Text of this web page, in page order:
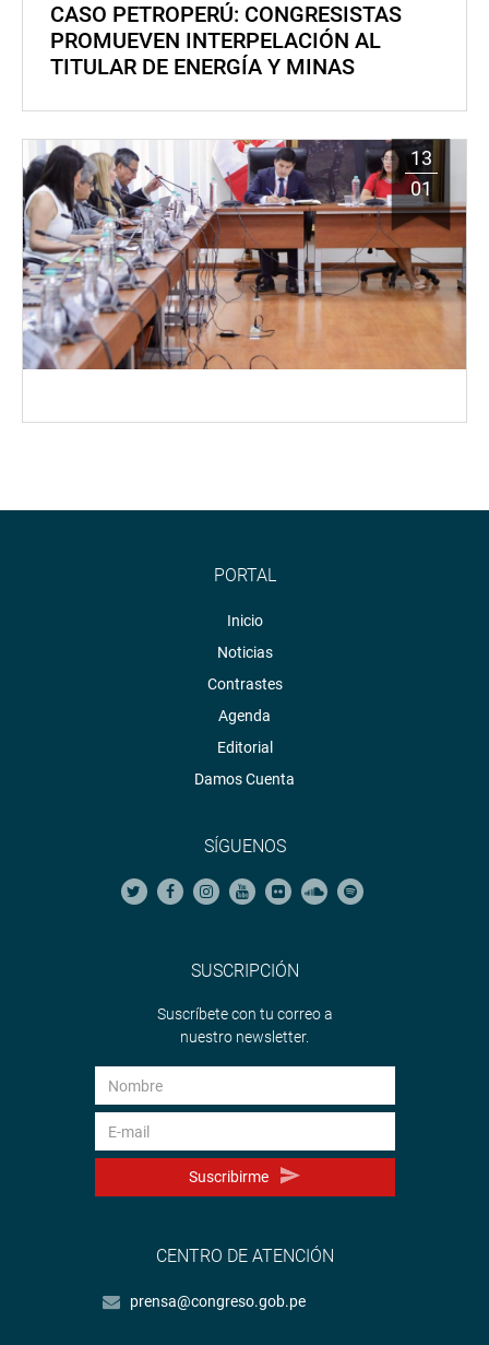
CASO PETROPERÚ: CONGRESISTAS
PROMUEVEN INTERPELACIÓN AL
TITULAR DE ENERGÍA Y MINAS
13
01
PORTAL
Inicio
Noticias
Contrastes
Agenda
Editorial
Damos Cuenta
SÍGUENOS
SUSCRIPCIÓN
Suscríbete con tu correo a
nuestro newsletter.
Suscribirme
CENTRO DE ATENCIÓN
prensa@congreso.gob.pe